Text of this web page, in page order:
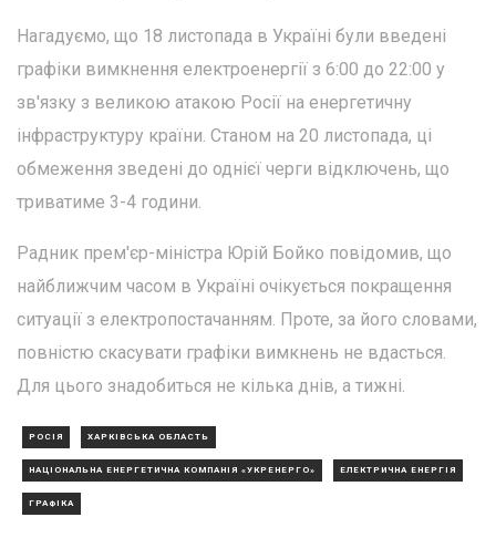
Нагадуємо, що 18 листопада в Україні були введені
графіки вимкнення електроенергії з 6:00 до 22:00 у
зв'язку з великою атакою Росії на енергетичну
інфраструктуру країни. Станом на 20 листопада, ці
обмеження зведені до однієї черги відключень, що
триватиме 3-4 години.
Радник прем'єр-міністра Юрій Бойко повідомив, що
найближчим часом в Україні очікується покращення
ситуації з електропостачанням. Проте, за його словами,
повністю скасувати графіки вимкнень не вдасться.
Для цього знадобиться не кілька днів, а тижні.
РОСІЯ ХАРКІВСЬКА ОБЛАСТЬ
НАЦІОНАЛЬНА ЕНЕРГЕТИЧНА КОМПАНІЯ «УКРЕНЕРГО» ЕЛЕКТРИЧНА ЕНЕРГІЯ
ГРАФІКА